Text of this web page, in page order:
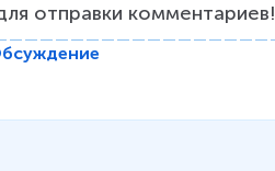
отправки комментариев!